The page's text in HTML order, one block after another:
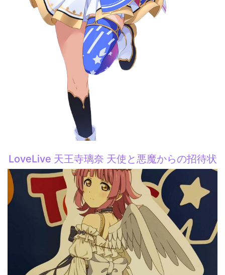
LoveLive 天王寺璃奈 天使と悪魔からの招待状